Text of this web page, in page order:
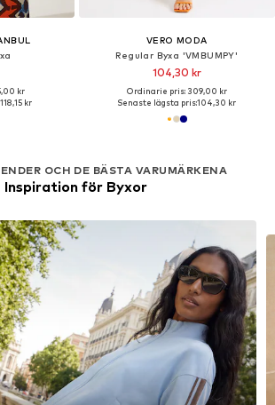
kr
118,15 kr
VERO MODA
Regular Byxa 'VMBUMPY'
104,30 kr
Ordinarie pris: 309,00 kr
Senaste lägsta pris:104,30 kr
OCH DE BÄSTA VARUMÄRKENA
Inspiration för Byxor